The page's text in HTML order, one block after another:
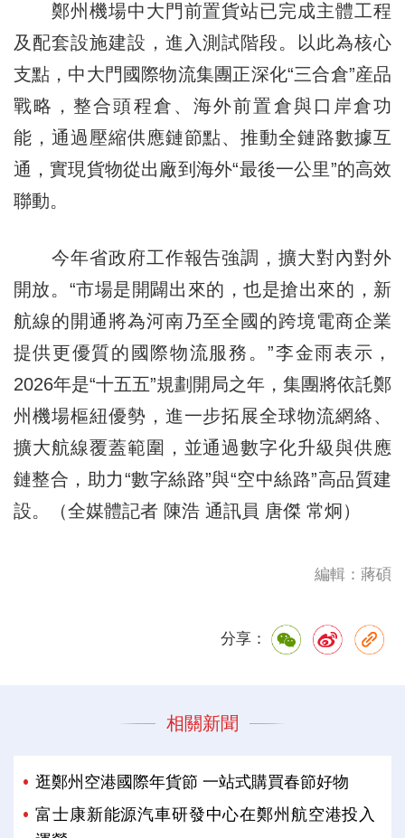
鄭州機場中大門前置貨站已完成主體工程
及配套設施建設，進入測試階段。以此為核心
支點，中大門國際物流集團正深化“三合倉”産品
戰略，整合頭程倉、海外前置倉與口岸倉功
能，通過壓縮供應鏈節點、推動全鏈路數據互
通，實現貨物從出廠到海外“最後一公里”的高效
聯動。
今年省政府工作報告強調，擴大對內對外
開放。“市場是開闢出來的，也是搶出來的，新
航線的開通將為河南乃至全國的跨境電商企業
提供更優質的國際物流服務。”李金雨表示，
2026年是“十五五”規劃開局之年，集團將依託鄭
州機場樞紐優勢，進一步拓展全球物流網絡、
擴大航線覆蓋範圍，並通過數字化升級與供應
鏈整合，助力“數字絲路”與“空中絲路”高品質建
設。（全媒體記者 陳浩 通訊員 唐傑 常炯）
編輯：蔣碩
分享：
相關新聞
逛鄭州空港國際年貨節 一站式購買春節好物
富士康新能源汽車研發中心在鄭州航空港投入